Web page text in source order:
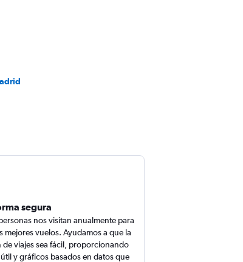
segura
nos visitan anualmente para
mejores vuelos. Ayudamos a que la
de viajes sea fácil, proporcionando
y gráficos basados en datos que